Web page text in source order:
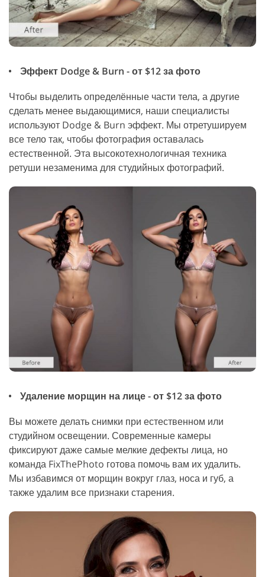
Эффект Dodge & Burn - от $12 за фото
Чтобы выделить определённые части тела, а другие
сделать менее выдающимися, наши специалисты
используют Dodge & Burn эффект. Мы отретушируем
все тело так, чтобы фотография оставалась
естественной. Эта высокотехнологичная техника
ретуши незаменима для студийных фотографий.
Удаление морщин на лице - от $12 за фото
Вы можете делать снимки при естественном или
студийном освещении. Современные камеры
фиксируют даже самые мелкие дефекты лица, но
команда FixThePhoto готова помочь вам их удалить.
Мы избавимся от морщин вокруг глаз, носа и губ, а
также удалим все признаки старения.